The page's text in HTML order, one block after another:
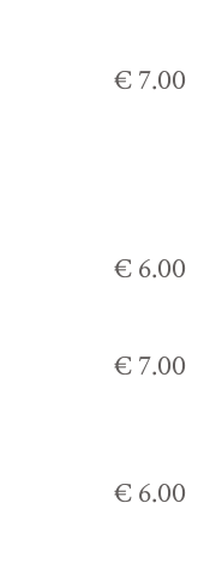
€ 7.00
€ 6.00
€ 7.00
€ 6.00